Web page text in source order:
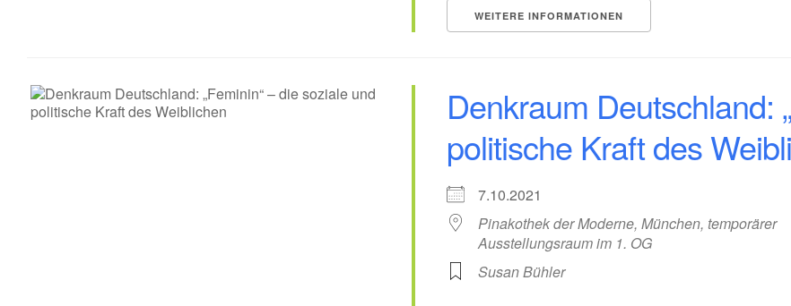
WEITERE INFORMATIONEN
Denkraum Deutschland:
politische Kraft des
7.10.2021
Pinakothek der Moderne, München, temporärer
Ausstellungsraum im 1. OG
Susan Bühler